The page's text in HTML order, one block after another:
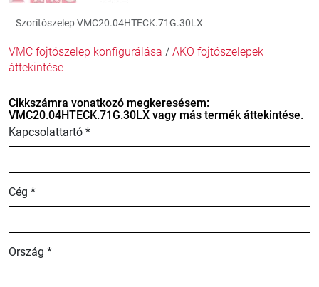
Szorítószelep VMC20.04HTECK.71G.30LX
VMC fojtószelep konfigurálása / AKO fojtószelepek
áttekintése
Cikkszámra vonatkozó megkeresésem:
VMC20.04HTECK.71G.30LX vagy más termék áttekintése.
Kapcsolattartó *
Cég *
Ország *